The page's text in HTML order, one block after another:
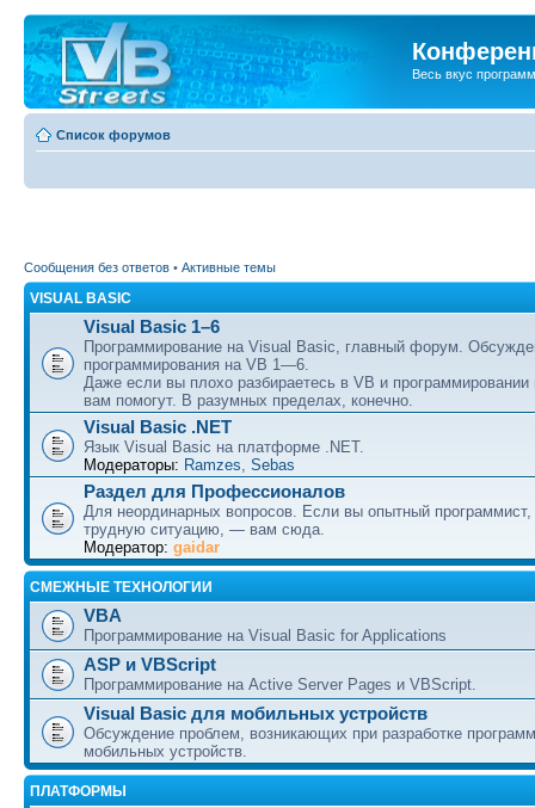
Весь вкус
Список форумов
Сообщения без ответов • Активные темы
VISUAL BASIC
Visual Basic 1–6
Программирование на Visual Basic, главный форум.
программирования на VB 1—6.
Даже если вы плохо разбираетесь в VB и
вам помогут. В разумных пределах, конечно.
Visual Basic .NET
Язык Visual Basic на платформе .NET.
Модераторы: Ramzes, Sebas
Раздел для Профессионалов
Для неординарных вопросов. Если вы опытный
трудную ситуацию, — вам сюда.
Модератор: gaidar
СМЕЖНЫЕ ТЕХНОЛОГИИ
VBA
Программирование на Visual Basic for Applications
ASP и VBScript
Программирование на Active Server Pages и VBScript.
Visual Basic для мобильных устройств
Обсуждение проблем, возникающих при разработке
мобильных устройств.
ПЛАТФОРМЫ